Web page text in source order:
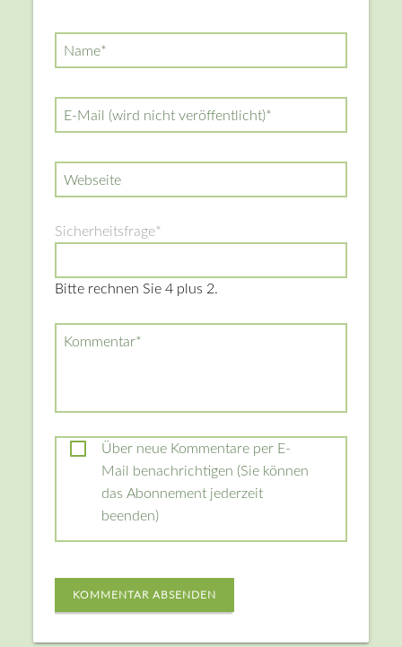
Pflichtfeld
Name*
Pflichtfeld
E-Mail (wird nicht veröffentlicht)*
Webseite
Pflichtfeld
Sicherheitsfrage*
Bitte rechnen Sie 4 plus 2.
Pflichtfeld
Kommentar*
Über neue Kommentare per E-
Mail benachrichtigen (Sie können
das Abonnement jederzeit
beenden)
KOMMENTAR ABSENDEN